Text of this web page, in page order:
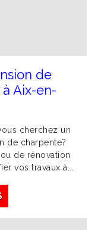
de
Aix-en-
cherchez un
de charpente?
de rénovation
vos travaux à...